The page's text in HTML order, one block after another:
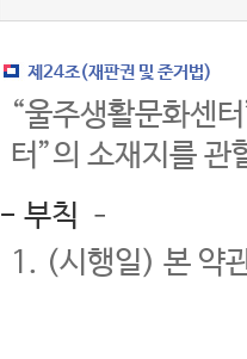
제24조(재판권 및 준거법)
“울주생활문화센
터”의 소재지를 관
- 부칙 –
1. (시행일) 본 약